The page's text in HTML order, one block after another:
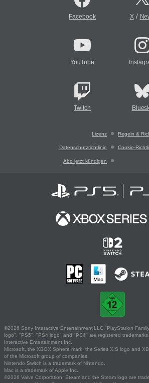
Facebook X/
YouTube
Twitch
Lizenz Regeln &
Datenschutzrichtlinie Cookie-
Abo jetzt kündigen
©2026 Sony Interactive Entertainment LLC."PlayStation
logo", "PS5", "PS4 logo" and "PS4" are registered
Interactive Entertainment Inc.
Microsoft, the XBOX Sphere mark, the Series X|S logo and
of the Microsoft group of companies.
Nintendo Switch is a trademark of Nintendo.
Mac is a trademark of Apple Inc.
©2026 Valve Corporation. Steam and the Steam logo are